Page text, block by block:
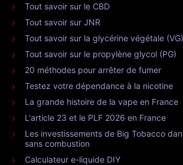
Tout savoir sur le CBD
Tout savoir sur JNR
Tout savoir sur la glycérine végétale (VG)
Tout savoir sur le propylène glycol (PG)
20 méthodes pour arrêter de fumer
Testez votre dépendance à la nicotine
La grande histoire de la vape en France
L'article 23 et le PLF 2026 en France
Les investissements de Big Tobacco
sans combustion
Calculateur e-liquide DIY